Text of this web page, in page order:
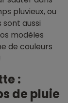
pluvieux, ou
aussi
modèles
de couleurs
:
de pluie